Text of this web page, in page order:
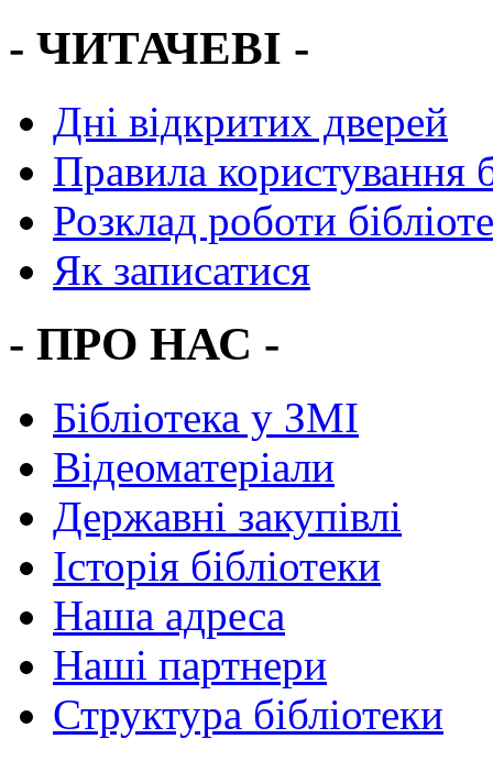
- ЧИТАЧЕВІ -
Дні відкритих дверей
Правила користування
Розклад роботи
Як записатися
- ПРО НАС -
Бібліотека у ЗМІ
Відеоматеріали
Державні закупівлі
Історія бібліотеки
Наша адреса
Наші партнери
Структура бібліотеки